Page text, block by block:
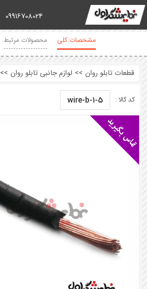
09916708024
مشخصات کلی محصولات مرتبط
قطعات تابلو روان >> لوازم جانبی تابلو روان >>
کد کالا : wire-b-1-5